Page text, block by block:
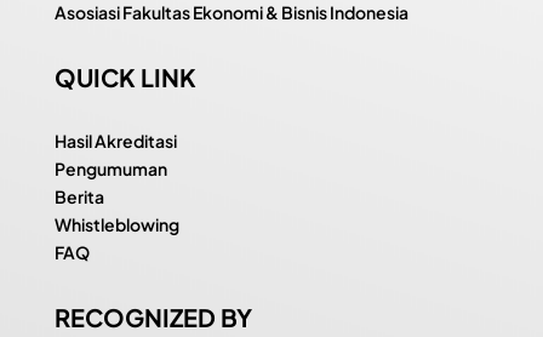
Asosiasi Fakultas Ekonomi & Bisnis Indonesia
QUICK LINK
Hasil Akreditasi
Pengumuman
Berita
Whistleblowing
FAQ
RECOGNIZED BY